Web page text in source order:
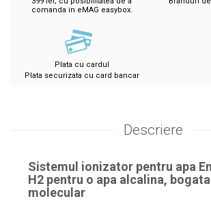
comanda in eMAG easybox.
Plata cu cardul
Plata securizata cu card bancar
Descriere
Sistemul ionizator pentru apa
H2 pentru o apa alcalina,
molecular